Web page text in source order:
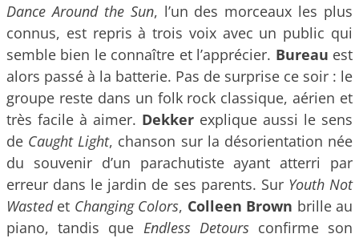
Dance Around the Sun, l’un des morceaux les plus
connus, est repris à trois voix avec un public qui
semble bien le connaître et l’apprécier. Bureau est
alors passé à la batterie. Pas de surprise ce soir : le
groupe reste dans un folk rock classique, aérien et
très facile à aimer. Dekker explique aussi le sens
de Caught Light, chanson sur la désorientation née
du souvenir d’un parachutiste ayant atterri par
erreur dans le jardin de ses parents. Sur Youth Not
Wastedet Changing Colors, Colleen Brown brille au
piano, tandis que Endless Detoursconfirme son